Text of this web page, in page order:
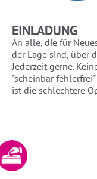
EINLADUNG
An alle, die für
der Lage sind, über
Jederzeit gerne.
"scheinbar
ist die schlechtere